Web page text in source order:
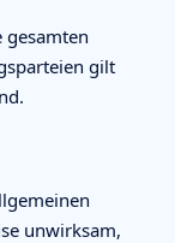
gesamten
gilt
unwirksam,